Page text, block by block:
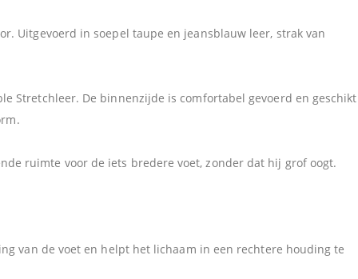
Uitgevoerd in soepel taupe en jeansblauw leer, strak van
Stretchleer. De binnenzijde is comfortabel gevoerd en geschikt
ruimte voor de iets bredere voet, zonder dat hij grof oogt.
van de voet en helpt het lichaam in een rechtere houding te